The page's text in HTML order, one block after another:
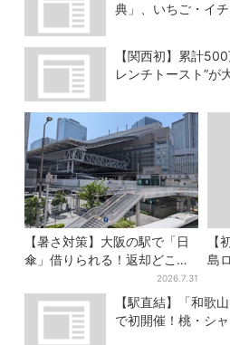
典」、いちご・イ
【関西初】累計
レンチトースト”が
【暑さ対策】大阪の駅で「日
傘」借りられる！返却どこで
もOK、熱中症対策にシェアサ
ービス拡大
2026.7.31
【
島
定
大
【駅直結】「和歌
で初開催！桃・シ